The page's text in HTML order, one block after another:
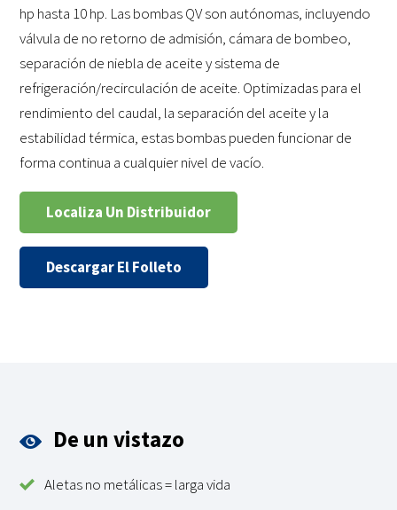
hp hasta 10 hp. Las bombas QV son autónomas, incluyendo
válvula de no retorno de admisión, cámara de bombeo,
separación de niebla de aceite y sistema de
refrigeración/recirculación de aceite. Optimizadas para el
rendimiento del caudal, la separación del aceite y la
estabilidad térmica, estas bombas pueden funcionar de
forma continua a cualquier nivel de vacío.
Localiza Un Distribuidor
Descargar El Folleto
De un vistazo
Aletas no metálicas = larga vida